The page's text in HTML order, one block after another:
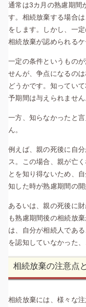
通常は3カ月の熟慮期間
す。相続放棄する場合
をします。しかし、一
相続放棄が認められるケ
一定の条件というもの
せんが、争点になるの
どうかです。知ってい
予期間は与えられません
一方、知らなかったと
ん。
例えば、親の死後に自
ス。この場合、親が亡
とを知り得ないため、
知した時が熟慮期間の開
あるいは、親の死後に
も熟慮期間後の相続放
は、自分が相続人であ
を認知していなかった
相続放棄の注意点
相続放棄には、様々な